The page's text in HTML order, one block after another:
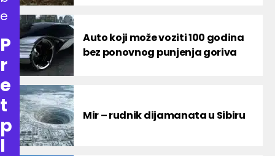
Auto koji može voziti 100 godina
bez ponovnog punjenja goriva
Mir – rudnik dijamanata u Sibiru
e
P
r
e
t
p
l